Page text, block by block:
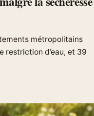
métropolitains
restriction d’eau, et 39